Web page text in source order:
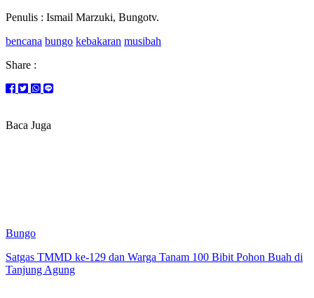
Penulis : Ismail Marzuki, Bungotv.
bencana bungo kebakaran musibah
Share :
Baca Juga
Bungo
Satgas TMMD ke-129 dan Warga Tanam 100 Bibit Pohon Buah di
Tanjung Agung